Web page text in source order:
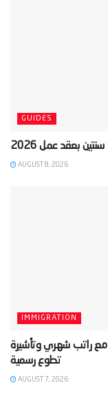
GUIDES
AUGUST 8, 2026
IMMIGRATION
‫فرصة تطوع ممولة بالكامل في السويد 2026 مع راتب شهري وتأشيرة
تطوع رسمية‬
AUGUST 7, 2026